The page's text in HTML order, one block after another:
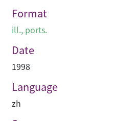
Format
ill., ports.
Date
1998
Language
zh